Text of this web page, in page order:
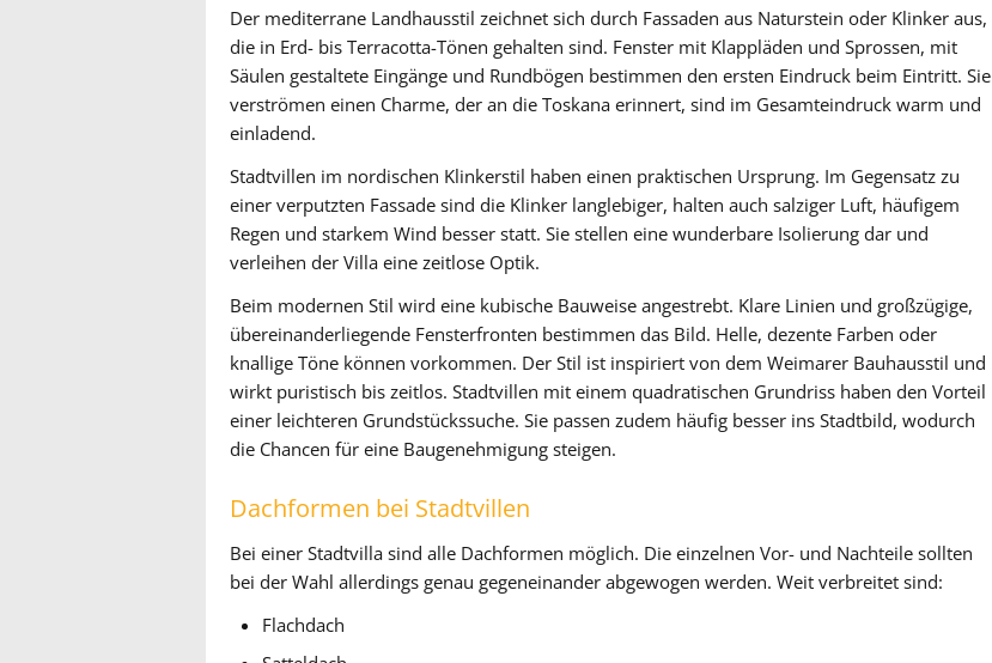
Der mediterrane Landhausstil zeichnet sich durch Fassaden aus Naturstein oder Klinker aus,
die in Erd- bis Terracotta-Tönen gehalten sind. Fenster mit Klappläden und Sprossen, mit
Säulen gestaltete Eingänge und Rundbögen bestimmen den ersten Eindruck beim Eintritt. Sie
verströmen einen Charme, der an die Toskana erinnert, sind im Gesamteindruck warm und
einladend.
Stadtvillen im nordischen Klinkerstil haben einen praktischen Ursprung. Im Gegensatz zu
einer verputzten Fassade sind die Klinker langlebiger, halten auch salziger Luft, häufigem
Regen und starkem Wind besser statt. Sie stellen eine wunderbare Isolierung dar und
verleihen der Villa eine zeitlose Optik.
Beim modernen Stil wird eine kubische Bauweise angestrebt. Klare Linien und großzügige,
übereinanderliegende Fensterfronten bestimmen das Bild. Helle, dezente Farben oder
knallige Töne können vorkommen. Der Stil ist inspiriert von dem Weimarer Bauhausstil und
wirkt puristisch bis zeitlos. Stadtvillen mit einem quadratischen Grundriss haben den Vorteil
einer leichteren Grundstückssuche. Sie passen zudem häufig besser ins Stadtbild, wodurch
die Chancen für eine Baugenehmigung steigen.
Dachformen bei Stadtvillen
Bei einer Stadtvilla sind alle Dachformen möglich. Die einzelnen Vor- und Nachteile sollten
bei der Wahl allerdings genau gegeneinander abgewogen werden. Weit verbreitet sind:
Flachdach